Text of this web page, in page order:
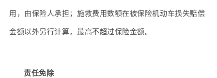
用，由保险人承担；施救费用数额在被保险机动车损失赔偿
金额以外另行计算，最高不超过保险金额。
责任免除